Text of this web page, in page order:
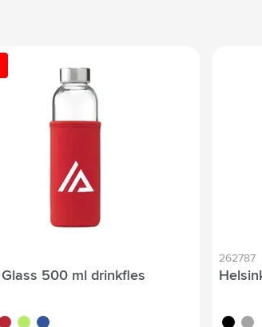
500 ml drinkfles
lime bleu roi
262787
noir